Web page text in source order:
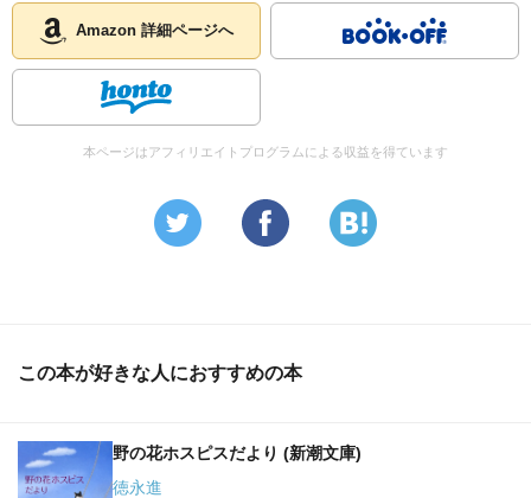
Amazon 詳細ページへ
本ページはアフィリエイトプログラムによる収益を得ています
この本が好きな人におすすめの本
野の花ホスピスだより (新潮文庫)
徳永進